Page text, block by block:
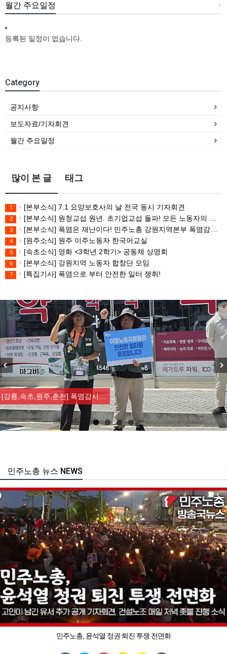
+
월간 주요일정
등록된 일정이 없습니다.
Category
공지사항
보도자료/기자회견
월간 주요일정
많이 본 글 태그
1 [본부소식] 7.1 요양보호사의 날 전국 동시 기자회견
2 [본부소식] 원청교섭 원년. 초기업교섭 돌파! 모든 노동자의 노동기본권 쟁취! 민주노총 7.15 총파업대회
3 [본부소식] 폭염은 재난이다! 민주노총 강원지역본부 폭염감시단 선포 기자회견
4 [원주소식] 원주 이주노동자 한국어교실
5 [속초소식] 영화 <3학년 2학기> 공동체 상영회
6 [본부소식] 강원지역 노동자 합창단 모임
7 [특집기사] 폭염으로 부터 안전한 일터 쟁취!
[강릉,속초,원주,춘천] 폭염감시…
주노총 뉴스 NEWS
민주노총, 윤석열 정권 퇴진 투쟁 전면화